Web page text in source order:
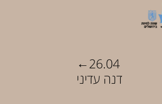
←26.04
דנה עדיני